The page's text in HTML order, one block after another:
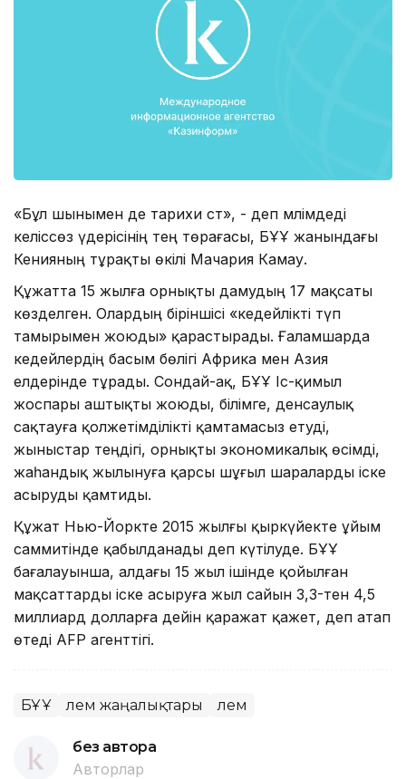
«Бұл шынымен де тарихи сәт», - деп мәлімдеді
келіссөз үдерісінің тең төрағасы, БҰҰ жанындағы
Кенияның тұрақты өкілі Мачария Камау.
Құжатта 15 жылға орнықты дамудың 17 мақсаты
көзделген. Олардың біріншісі «кедейлікті түп
тамырымен жоюды» қарастырады. Ғаламшарда
кедейлердің басым бөлігі Африка мен Азия
елдерінде тұрады. Сондай-ақ, БҰҰ Іс-қимыл
жоспары аштықты жоюды, білімге, денсаулық
сақтауға қолжетімділікті қамтамасыз етуді,
жыныстар теңдігі, орнықты экономикалық өсімді,
жаһандық жылынуға қарсы шұғыл шараларды іске
асыруды қамтиды.
Құжат Нью-Йоркте 2015 жылғы қыркүйекте ұйым
саммитінде қабылданады деп күтілуде. БҰҰ
бағалауынша, алдағы 15 жыл ішінде қойылған
мақсаттарды іске асыруға жыл сайын 3,3-тен 4,5
миллиард долларға дейін қаражат қажет, деп атап
өтеді AFP агенттігі.
БҰҰ Әлем жаңалықтары Әлем
без автора
Авторлар